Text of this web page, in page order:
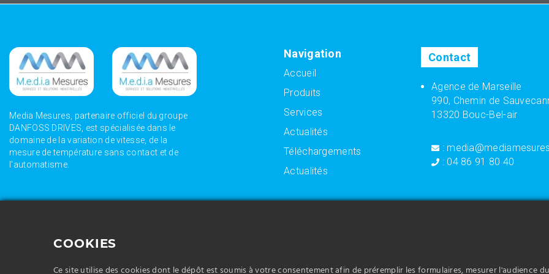
Media Mesures, partenaire officiel du groupe
DANFOSS DRIVES, est spécialisée dans le
domaine de la variation de vitesse, de la
mesure de température sans contact et de
l'automatisme.
Navigation
Accueil
Produits
Services
Actualités
Téléchargements
Actualités
Contact
Agence de Marseille
990, Chemin de
13320 Bouc-Bel-air
:
: 04 86 91 80 40
d'automatisme adaptés à vos besoins et à votre activité
adaptés à vos besoins et à votre activité dans le
d'automatisme adaptés à vos
COOKIES
Ce site utilise des cookies dont le dépôt est soumis à votre consentement afin de préremplir les formulaires, mesurer l'audience